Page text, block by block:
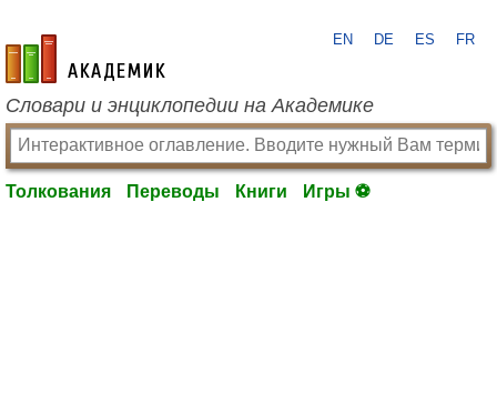
academic.ru
EN DE ES FR
Словари и энциклопедии на Академике
Толкования Переводы Книги Игры ⚽